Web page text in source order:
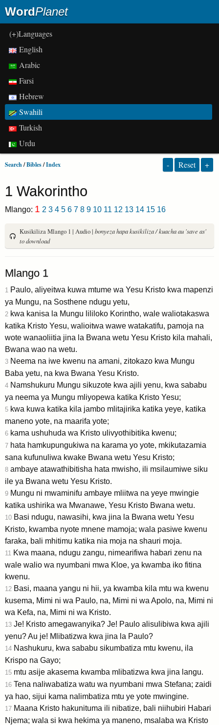
WordPlanet
(+)Languages
English
Arabic
Farsi
Hebrew
Swahili
Turkish
Urdu
Search/Bibles/Index - Reset +
1 Wakorintho
Mlango: 1 2 3 4 5 6 7 8 9 10 11 12 13 14 15 16
Kusikiliza Mlango 1 | Audio | bonyeza hapa kusikiliza / kuacha au 'save as'
to download
Mlango 1
1 Paulo, aliyeitwa kuwa mtume wa Yesu Kristo kwa mapenzi
ya Mungu, na Sosthene ndugu yetu,
2 kwa kanisa la Mungu lililoko Korintho, wale waliotakaswa
katika Kristo Yesu, walioitwa wawe watakatifu, pamoja na
wote wanaoliitia jina la Bwana wetu Yesu Kristo kila mahali,
Bwana wao na wetu.
3 Neema na iwe kwenu na amani, zitokazo kwa Mungu
Baba yetu, na kwa Bwana Yesu Kristo.
4 Namshukuru Mungu sikuzote kwa ajili yenu, kwa sababu
ya neema ya Mungu mliyopewa katika Kristo Yesu;
5 kwa kuwa katika kila jambo mlitajirika katika yeye, katika
maneno yote, na maarifa yote;
6 kama ushuhuda wa Kristo ulivyothibitika kwenu;
7 hata hamkupungukiwa na karama yo yote, mkikutazamia
sana kufunuliwa kwake Bwana wetu Yesu Kristo;
8 ambaye atawathibitisha hata mwisho, ili msilaumiwe siku
ile ya Bwana wetu Yesu Kristo.
9 Mungu ni mwaminifu ambaye mliitwa na yeye mwingie
katika ushirika wa Mwanawe, Yesu Kristo Bwana wetu.
10 Basi ndugu, nawasihi, kwa jina la Bwana wetu Yesu
Kristo, kwamba nyote mnene mamoja; wala pasiwe kwenu
faraka, bali mhitimu katika nia moja na shauri moja.
11 Kwa maana, ndugu zangu, nimearifiwa habari zenu na
wale walio wa nyumbani mwa Kloe, ya kwamba iko fitina
kwenu.
12 Basi, maana yangu ni hii, ya kwamba kila mtu wa kwenu
kusema, Mimi ni wa Paulo, na, Mimi ni wa Apolo, na, Mimi ni
wa Kefa, na, Mimi ni wa Kristo.
13 Je! Kristo amegawanyika? Je! Paulo alisulibiwa kwa ajili
yenu? Au je! Mlibatizwa kwa jina la Paulo?
14 Nashukuru, kwa sababu sikumbatiza mtu kwenu, ila
Krispo na Gayo;
15 mtu asije akasema kwamba mlibatizwa kwa jina langu.
16 Tena naliwabatiza watu wa nyumbani mwa Stefana; zaidi
ya hao, sijui kama nalimbatiza mtu ye yote mwingine.
17 Maana Kristo hakunituma ili nibatize, bali niihubiri Habari
Njema; wala si kwa hekima ya maneno, msalaba wa Kristo